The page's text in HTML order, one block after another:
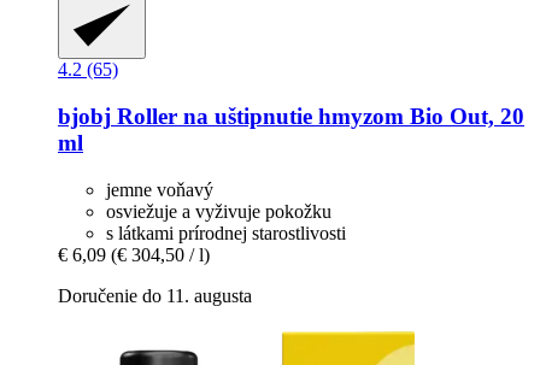
4.2 (65)
bjobj Roller na uštipnutie hmyzom Bio Out, 20
ml
jemne voňavý
osviežuje a vyživuje pokožku
s látkami prírodnej starostlivosti
€ 6,09 (€ 304,50 / l)
Doručenie do 11. augusta